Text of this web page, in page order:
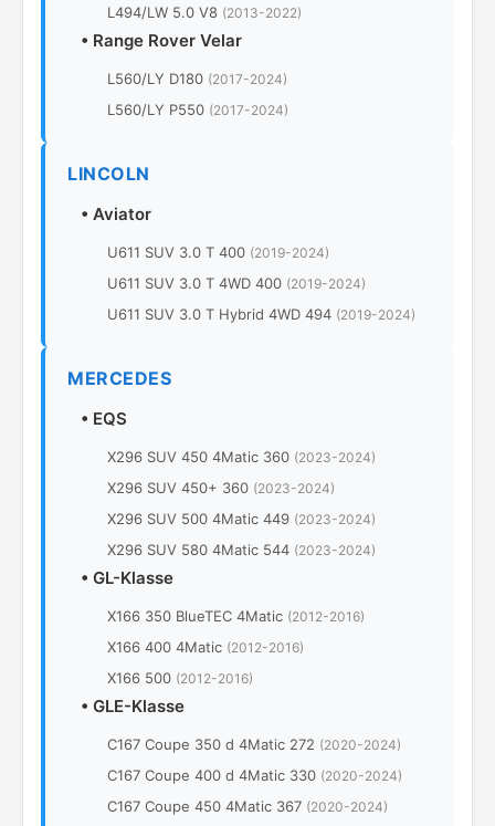
L494/LW 5.0 V8 (2013-2022)
• Range Rover Velar
L560/LY D180 (2017-2024)
L560/LY P550 (2017-2024)
LINCOLN
• Aviator
U611 SUV 3.0 T 400 (2019-2024)
U611 SUV 3.0 T 4WD 400 (2019-2024)
U611 SUV 3.0 T Hybrid 4WD 494 (2019-2024)
MERCEDES
• EQS
X296 SUV 450 4Matic 360 (2023-2024)
X296 SUV 450+ 360 (2023-2024)
X296 SUV 500 4Matic 449 (2023-2024)
X296 SUV 580 4Matic 544 (2023-2024)
• GL-Klasse
X166 350 BlueTEC 4Matic (2012-2016)
X166 400 4Matic (2012-2016)
X166 500 (2012-2016)
• GLE-Klasse
C167 Coupe 350 d 4Matic 272 (2020-2024)
C167 Coupe 400 d 4Matic 330 (2020-2024)
C167 Coupe 450 4Matic 367 (2020-2024)